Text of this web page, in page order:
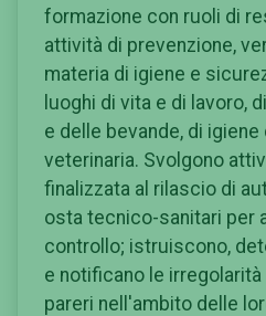
formazione con ruoli di
attività di prevenzione,
materia di igiene e
luoghi di vita e di lavoro,
e delle bevande, di
veterinaria. Svolgono
finalizzata al rilascio di
osta tecnico-sanitari per
controllo; istruiscono,
e notificano le
pareri nell'ambito delle